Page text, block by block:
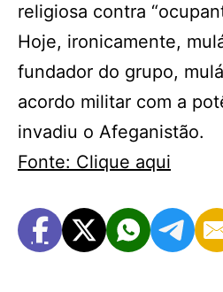
religiosa contra
Hoje, ironicamente,
fundador do grupo,
acordo militar com a
invadiu o Afeganistão.
Fonte: Clique aqui